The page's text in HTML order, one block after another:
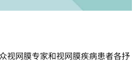
视网膜专家和视网膜疾病患者各抒